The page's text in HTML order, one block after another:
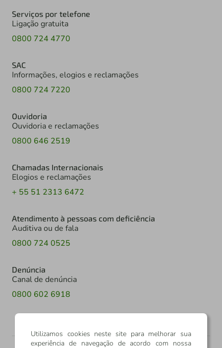
Serviços por telefone
Ligação gratuita
0800 724 4770
SAC
Informações, elogios e reclamações
0800 724 7220
Ouvidoria
Ouvidoria e reclamações
0800 646 2519
Chamadas Internacionais
Elogios e reclamações
+ 55 51 2313 6472
Atendimento à pessoas com deficiência
Auditiva ou de fala
0800 724 0525
Denúncia
Canal de denúncia
0800 602 6918
Utilizamos cookies neste site para melhorar sua
experiência de navegação de acordo com nossa